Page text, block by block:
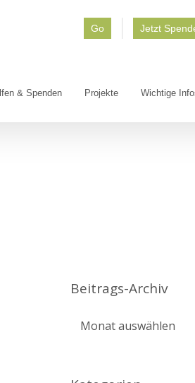
Go Jetzt
& Spenden Projekte Wichtige
Beitrags-Archiv
Archiv